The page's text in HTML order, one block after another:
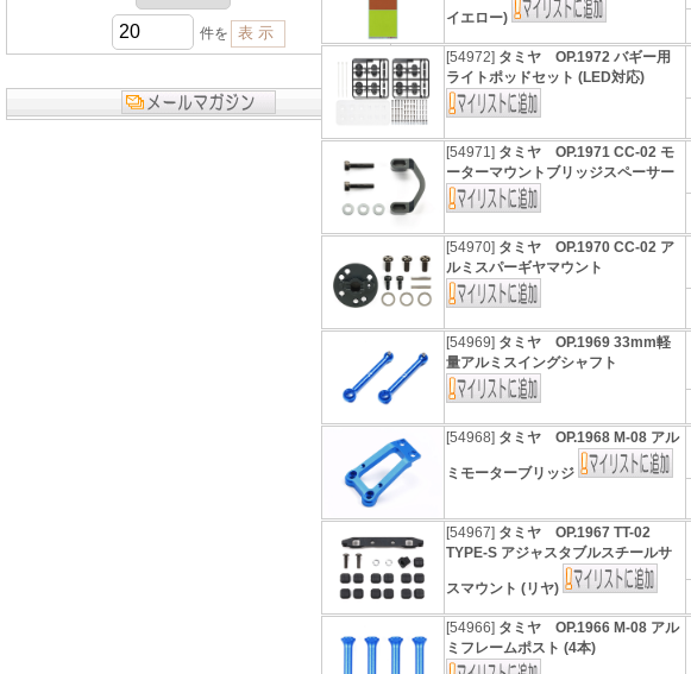
件を
イエロー)
[54972] タミヤ OP.1972 バギー用
ライトポッドセット (LED対応)
[54971] タミヤ OP.1971 CC-02 モ
ーターマウントブリッジスペーサー
[54970] タミヤ OP.1970 CC-02 ア
ルミスパーギヤマウント
[54969] タミヤ OP.1969 33mm軽
量アルミスイングシャフト
[54968] タミヤ OP.1968 M-08 アル
ミモーターブリッジ
[54967] タミヤ OP.1967 TT-02
TYPE-S アジャスタブルスチールサ
スマウント (リヤ)
[54966] タミヤ OP.1966 M-08 アル
ミフレームポスト (4本)